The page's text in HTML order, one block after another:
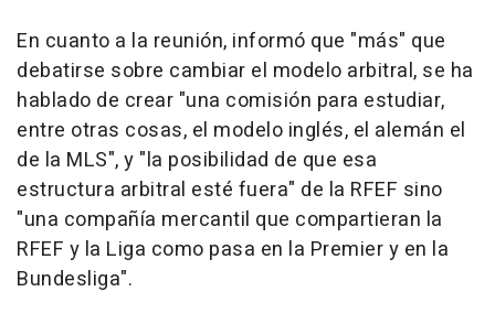
En cuanto a la reunión, informó que "más" que
debatirse sobre cambiar el modelo arbitral, se ha
hablado de crear "una comisión para estudiar,
entre otras cosas, el modelo inglés, el alemán el
de la MLS", y "la posibilidad de que esa
estructura arbitral esté fuera" de la RFEF sino
"una compañía mercantil que compartieran la
RFEF y la Liga como pasa en la Premier y en la
Bundesliga".